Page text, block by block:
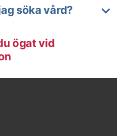
söka vård?
ögat vid